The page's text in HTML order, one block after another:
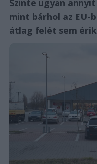
Szinte ugyan
mint bárhol az EU-
átlag felét sem